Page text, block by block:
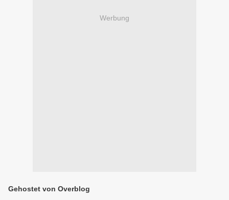
Werbung
Gehostet von Overblog